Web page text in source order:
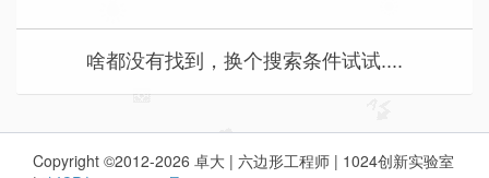
啥都没有找到，换个搜索条件试试....
Copyright ©2012-2026 卓大 | 六边形工程师 | 1024创新实验室